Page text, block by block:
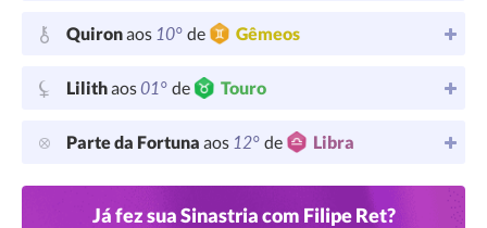
Quironaos 10° de Gêmeos
Lilithaos01° de Touro
Parte da Fortuna aos 12° de Libra
Já fez sua Sinastria com Filipe Ret?